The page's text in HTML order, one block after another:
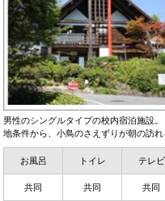
男性のシングルタイプの校内宿泊施設
地条件から、小鳥のさえずりが朝の訪れ
お風呂 トイレ テレビ
共同 共同 共同